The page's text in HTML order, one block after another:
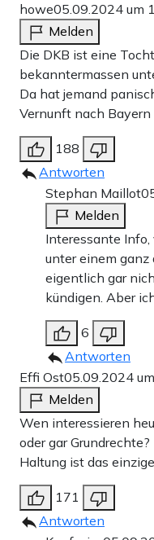
howe05.09.2024 um
Melden
Die DKB ist eine
bekanntermassen
Da hat jemand
Vernunft nach
188
Antworten
Stephan Maillot
Melden
Interessante
unter einem
eigentlich gar
kündigen. Aber
6
Antworten
Effi Ost05.09.2024
Melden
Wen interessieren
oder gar Grundrechte?
Haltung ist das
171
Antworten